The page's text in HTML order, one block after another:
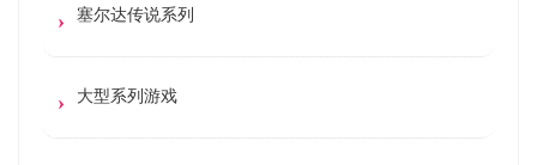
塞尔达传说系列
大型系列游戏